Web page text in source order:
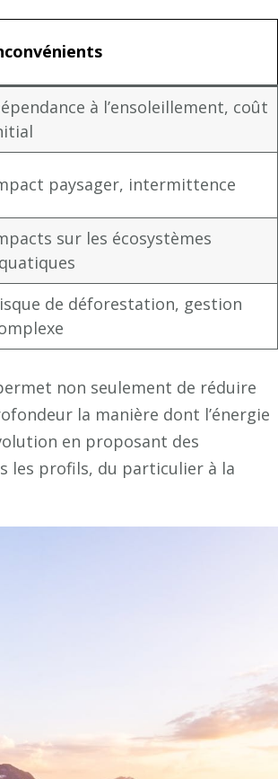
à l’ensoleillement, coût
paysager, intermittence
sur les écosystèmes
de déforestation, gestion
non seulement de réduire
la manière dont l’énergie
en proposant des
les profils, du particulier à la